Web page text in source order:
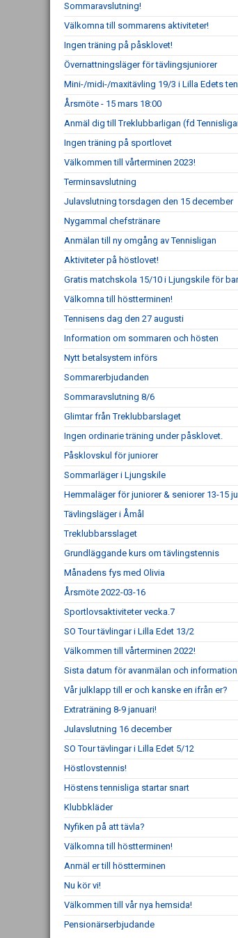
Sommaravslutning!
Välkomna till sommarens aktiviteter!
Ingen träning på påsklovet!
Övernattningsläger för tävlingsjuniorer
Mini-/midi-/maxitävling 19/3 i Lilla Edets
Årsmöte - 15 mars 18:00
Anmäl dig till Treklubbarligan (fd
Ingen träning på sportlovet
Välkommen till vårterminen 2023!
Terminsavslutning
Julavslutning torsdagen den 15 december
Nygammal chefstränare
Anmälan till ny omgång av Tennisligan
Aktiviteter på höstlovet!
Gratis matchskola 15/10 i Ljungskile för
Välkomna till höstterminen!
Tennisens dag den 27 augusti
Information om sommaren och hösten
Nytt betalsystem införs
Sommarerbjudanden
Sommaravslutning 8/6
Glimtar från Treklubbarslaget
Ingen ordinarie träning under påsklovet.
Påsklovskul för juniorer
Sommarläger i Ljungskile
Hemmaläger för juniorer & seniorer 13-15
Tävlingsläger i Åmål
Treklubbarsslaget
Grundläggande kurs om tävlingstennis
Månadens fys med Olivia
Årsmöte 2022-03-16
Sportlovsaktiviteter vecka.7
SO Tour tävlingar i Lilla Edet 13/2
Välkommen till vårterminen 2022!
Sista datum för avanmälan och
Vår julklapp till er och kanske en ifrån er?
Extraträning 8-9 januari!
Julavslutning 16 december
SO Tour tävlingar i Lilla Edet 5/12
Höstlovstennis!
Höstens tennisliga startar snart
Klubbkläder
Nyfiken på att tävla?
Välkomna till höstterminen!
Anmäl er till höstterminen
Nu kör vi!
Välkommen till vår nya hemsida!
Pensionärserbjudande